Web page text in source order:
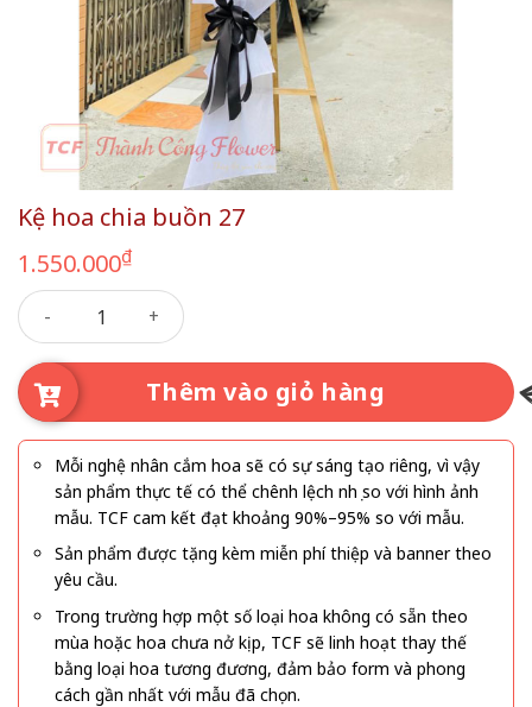
Kệ hoa chia buồn 27
1.550.000₫
Kệ hoa chia buồn 27 số lượng
Thêm vào giỏ hàng
Mỗi nghệ nhân cắm hoa sẽ có sự sáng tạo riêng, vì vậy
sản phẩm thực tế có thể chênh lệch nhẹ so với hình ảnh
mẫu. TCF cam kết đạt khoảng 90%–95% so với mẫu.
Sản phẩm được tặng kèm miễn phí thiệp và banner theo
yêu cầu.
Trong trường hợp một số loại hoa không có sẵn theo
mùa hoặc hoa chưa nở kịp, TCF sẽ linh hoạt thay thế
bằng loại hoa tương đương, đảm bảo form và phong
cách gần nhất với mẫu đã chọn.